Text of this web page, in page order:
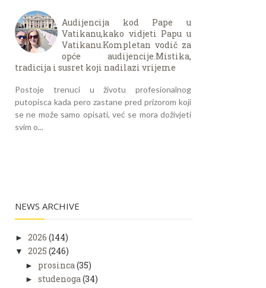
Audijencija kod Pape u
Vatikanu,kako vidjeti Papu u
Vatikanu.Kompletan vodič za
opće audijencije.Mistika,
tradicija i susret koji nadilazi vrijeme
Postoje trenuci u životu profesionalnog
putopisca kada pero zastane pred prizorom koji
se ne može samo opisati, već se mora doživjeti
svim o...
NEWS ARCHIVE
► 2026 (144)
▼ 2025 (246)
► prosinca (35)
► studenoga(34)